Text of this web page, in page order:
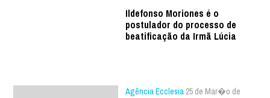
Ildefonso Moriones é o
postulador do processo de
beatificação da Irmã Lúcia
Agência Ecclesia 25 de Mar�o de